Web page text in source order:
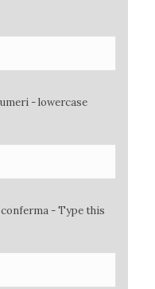
- lowercase
- Type this